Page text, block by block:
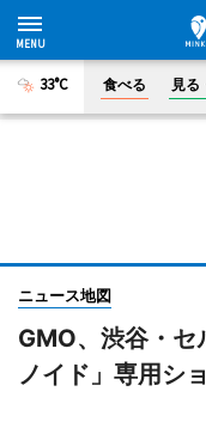
33°C 食べる 見る
ニュース地図
GMO、渋谷・セ
ノイド」専用シ